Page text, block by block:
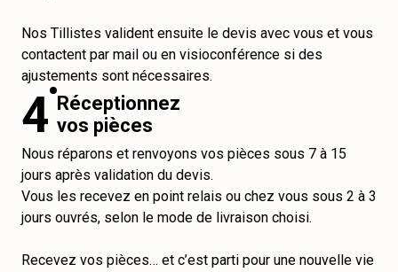
Nos Tillistes valident ensuite le devis avec vous et vous
contactent par mail ou en visioconférence si des
ajustements sont nécessaires.
4 Réceptionnez
vos pièces
Nous réparons et renvoyons vos pièces sous 7 à 15
jours après validation du devis.
Vous les recevez en point relais ou chez vous sous 2 à 3
jours ouvrés, selon le mode de livraison choisi.
Recevez vos pièces… et c’est parti pour une nouvelle vie